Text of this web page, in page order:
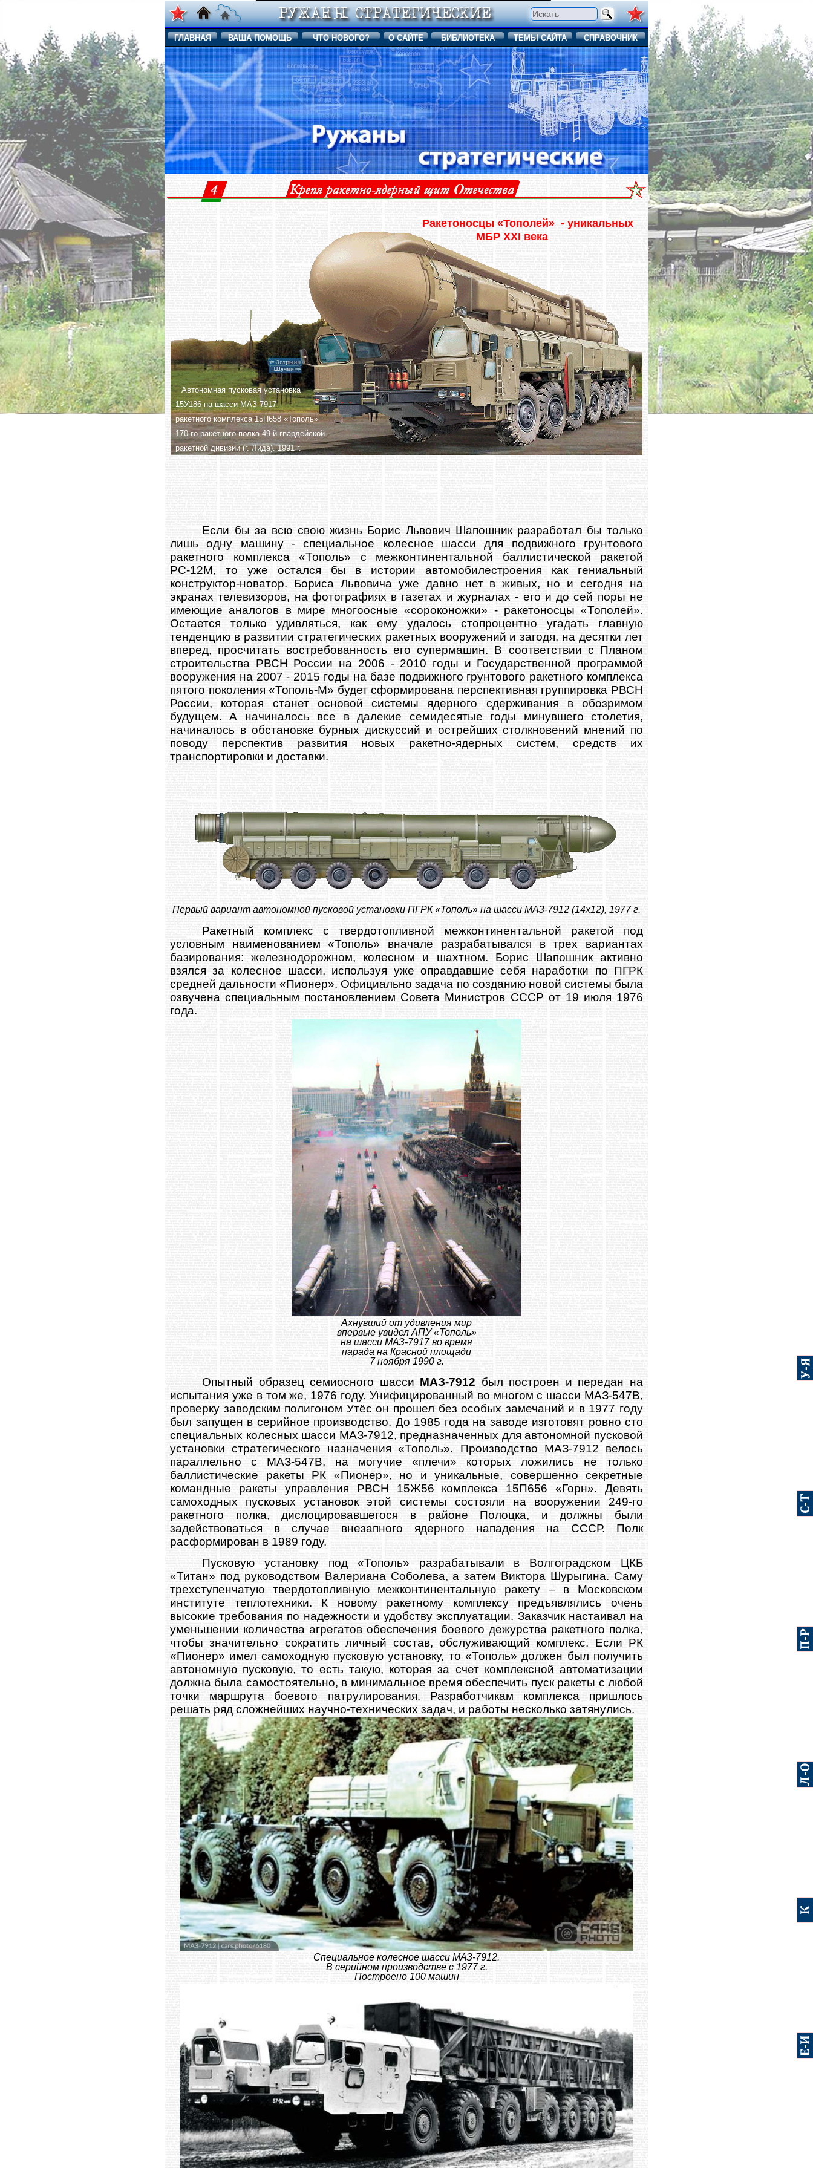
ГЛАВНАЯ ВАША ПОМОЩЬ ЧТО НОВОГО? О САЙТЕ БИБЛИОТЕКА ТЕМЫ САЙТА СПРАВОЧНИК
Автономная пусковая установка
15У186 на шасси МАЗ-7917
ракетного комплекса 15П658 «Тополь»
170-го ракетного полка 49-й гвардейской
ракетной дивизии (г. Лида). 1991 г.
Ракетоносцы «Тополей» - уникальных
МБР XXI века
Если бы за всю свою жизнь Борис Львович Шапошник разработал бы только
лишь одну машину - специальное колесное шасси для подвижного грунтового
ракетного комплекса «Тополь» с межконтинентальной баллистической ракетой
РС-12М, то уже остался бы в истории автомобилестроения как гениальный
конструктор-новатор. Бориса Львовича уже давно нет в живых, но и сегодня на
экранах телевизоров, на фотографиях в газетах и журналах - его и до сей поры не
имеющие аналогов в мире многоосные «сороконожки» - ракетоносцы «Тополей».
Остается только удивляться, как ему удалось стопроцентно угадать главную
тенденцию в развитии стратегических ракетных вооружений и загодя, на десятки лет
вперед, просчитать востребованность его супермашин. В соответствии с Планом
строительства РВСН России на 2006 - 2010 годы и Государственной программой
вооружения на 2007 - 2015 годы на базе подвижного грунтового ракетного комплекса
пятого поколения «Тополь-М» будет сформирована перспективная группировка РВСН
России, которая станет основой системы ядерного сдерживания в обозримом
будущем. А начиналось все в далекие семидесятые годы минувшего столетия,
начиналось в обстановке бурных дискуссий и острейших столкновений мнений по
поводу перспектив развития новых ракетно-ядерных систем, средств их
транспортировки и доставки.
Первый вариант автономной пусковой установки ПГРК «Тополь» на шасси МАЗ-7912 (14х12), 1977 г.
Ракетный комплекс с твердотопливной межконтинентальной ракетой под
условным наименованием «Тополь» вначале разрабатывался в трех вариантах
базирования: железнодорожном, колесном и шахтном. Борис Шапошник активно
взялся за колесное шасси, используя уже оправдавшие себя наработки по ПГРК
средней дальности «Пионер». Официально задача по созданию новой системы была
озвучена специальным постановлением Совета Министров СССР от 19 июля 1976
года.
Ахнувший от удивления мир
впервые увидел АПУ «Тополь»
на шасси МАЗ-7917 во время
парада на Красной площади
7 ноября 1990 г.
Опытный образец семиосного шасси МАЗ-7912 был построен и передан на
испытания уже в том же, 1976 году. Унифицированный во многом с шасси МАЗ-547В,
проверку заводским полигоном Утёс он прошел без особых замечаний и в 1977 году
был запущен в серийное производство. До 1985 года на заводе изготовят ровно сто
специальных колесных шасси МАЗ-7912, предназначенных для автономной пусковой
установки стратегического назначения «Тополь». Производство МАЗ-7912 велось
параллельно с МАЗ-547В, на могучие «плечи» которых ложились не только
баллистические ракеты РК «Пионер», но и уникальные, совершенно секретные
командные ракеты управления РВСН 15Ж56 комплекса 15П656 «Горн». Девять
самоходных пусковых установок этой системы состояли на вооружении 249-го
ракетного полка, дислоцировавшегося в районе Полоцка, и должны были
задействоваться в случае внезапного ядерного нападения на СССР. Полк
расформирован в 1989 году.
Пусковую установку под «Тополь» разрабатывали в Волгоградском ЦКБ
«Титан» под руководством Валериана Соболева, а затем Виктора Шурыгина. Саму
трехступенчатую твердотопливную межконтинентальную ракету – в Московском
институте теплотехники. К новому ракетному комплексу предъявлялись очень
высокие требования по надежности и удобству эксплуатации. Заказчик настаивал на
уменьшении количества агрегатов обеспечения боевого дежурства ракетного полка,
чтобы значительно сократить личный состав, обслуживающий комплекс. Если РК
«Пионер» имел самоходную пусковую установку, то «Тополь» должен был получить
автономную пусковую, то есть такую, которая за счет комплексной автоматизации
должна была самостоятельно, в минимальное время обеспечить пуск ракеты с любой
точки маршрута боевого патрулирования. Разработчикам комплекса пришлось
решать ряд сложнейших научно-технических задач, и работы несколько затянулись.
Специальное колесное шасси МАЗ-7912.
В серийном производстве с 1977 г.
Построено 100 машин